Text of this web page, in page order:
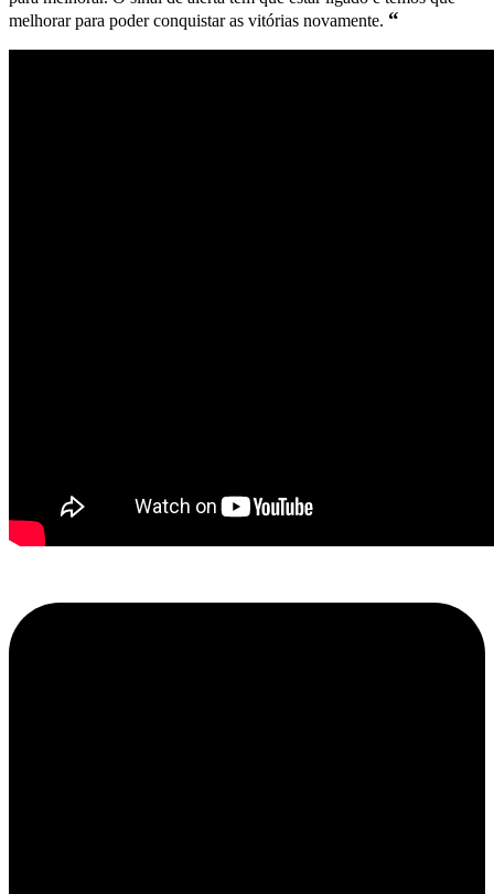
melhorar para poder conquistar as vitórias novamente. “